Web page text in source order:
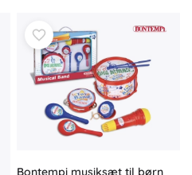
Bontempi musik­sæt til børn